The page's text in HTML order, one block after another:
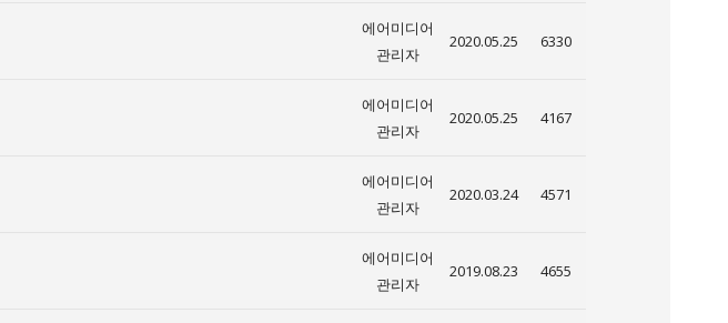
에어미디어
관리자
2020.05.25 6330
에어미디어
관리자
2020.05.25 4167
에어미디어
관리자
2020.03.24 4571
에어미디어
관리자
2019.08.23 4655